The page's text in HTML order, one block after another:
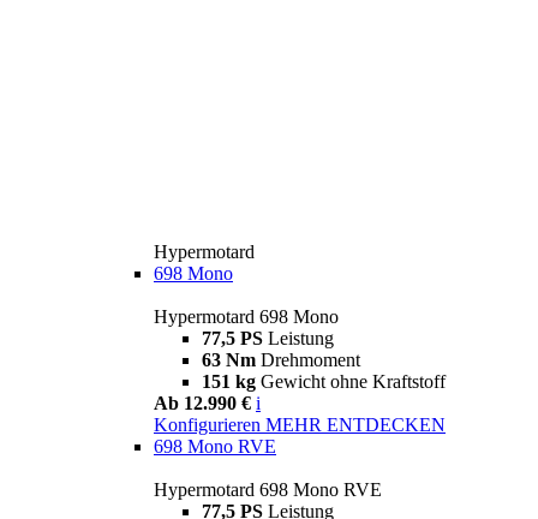
Hypermotard
698 Mono
Hypermotard 698 Mono
77,5 PS Leistung
63 Nm Drehmoment
151 kg Gewicht ohne Kraftstoff
Ab 12.990 € i
Konfigurieren MEHR ENTDECKEN
698 Mono RVE
Hypermotard 698 Mono RVE
77,5 PS Leistung